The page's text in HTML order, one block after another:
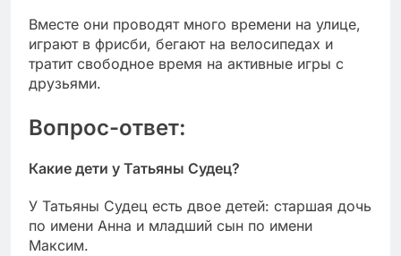
Вместе они проводят много времени на улице,
играют в фрисби, бегают на велосипедах и
тратит свободное время на активные игры с
друзьями.
Вопрос-ответ:
Какие дети у Татьяны Судец?
У Татьяны Судец есть двое детей: старшая дочь
по имени Анна и младший сын по имени
Максим.